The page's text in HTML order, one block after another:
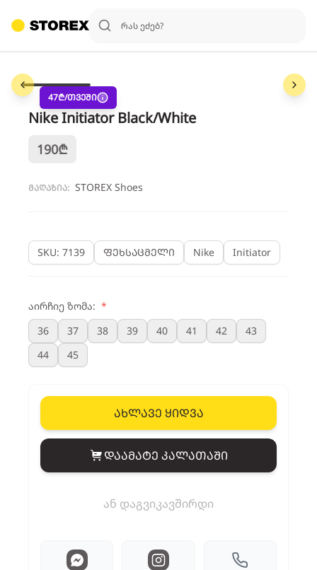
47₾/თვეში
Nike Initiator Black/White
190₾
მაღაზია: STOREX Shoes
SKU: 7139 ფეხსაცმელი Nike Initiator
აირჩიე ზომა: *
36
37 38 39 40 41 42
43
44
45
ახლავე ყიდვა
View cart
დაამატე კალათაში
ან დაგვიკავშირდი